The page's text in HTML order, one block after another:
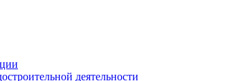
деятельности